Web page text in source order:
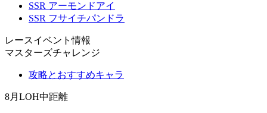
SSR アーモンドアイ
SSR フサイチパンドラ
レースイベント情報
マスターズチャレンジ
攻略とおすすめキャラ
8月LOH中距離